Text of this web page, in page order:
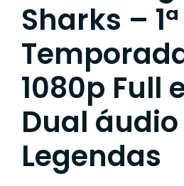
Sharks – 1ª
1080p Full
Dual áudio
Legendas